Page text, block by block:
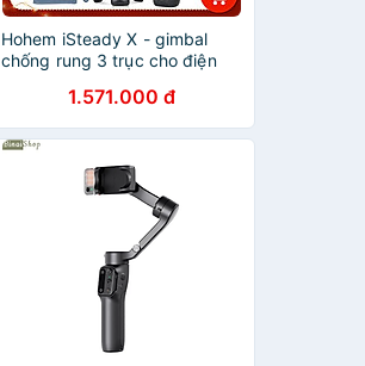
Hohem iSteady X - gimbal
chống rung 3 trục cho điện
chính hãng1.571.000 đ